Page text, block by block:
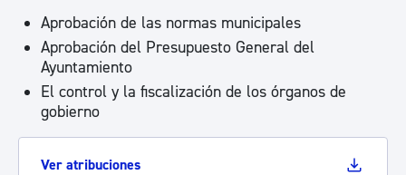
Aprobación de las normas municipales
Aprobación del Presupuesto General del
Ayuntamiento
El control y la fiscalización de los órganos de
gobierno
Ver atribuciones